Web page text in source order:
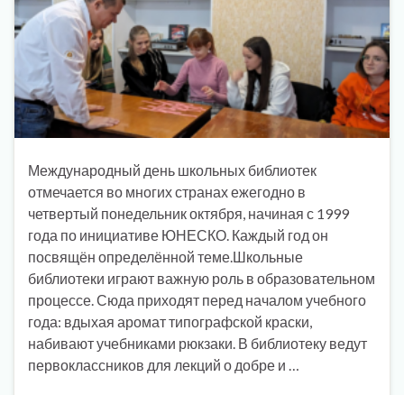
Международный день школьных библиотек
отмечается во многих странах ежегодно в
четвертый понедельник октября, начиная с 1999
года по инициативе ЮНЕСКО. Каждый год он
посвящён определённой теме.Школьные
библиотеки играют важную роль в образовательном
процессе. Сюда приходят перед началом учебного
года: вдыхая аромат типографской краски,
набивают учебниками рюкзаки. В библиотеку ведут
первоклассников для лекций о добре и …